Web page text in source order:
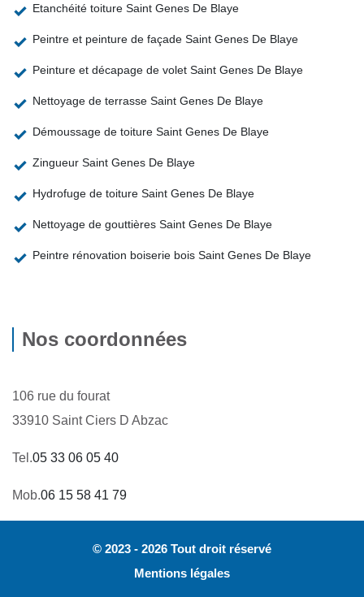
Etanchéité toiture Saint Genes De Blaye
Peintre et peinture de façade Saint Genes De Blaye
Peinture et décapage de volet Saint Genes De Blaye
Nettoyage de terrasse Saint Genes De Blaye
Démoussage de toiture Saint Genes De Blaye
Zingueur Saint Genes De Blaye
Hydrofuge de toiture Saint Genes De Blaye
Nettoyage de gouttières Saint Genes De Blaye
Peintre rénovation boiserie bois Saint Genes De Blaye
Nos coordonnées
106 rue du fourat
33910 Saint Ciers D Abzac
Tel.05 33 06 05 40
Mob.06 15 58 41 79
© 2023 - 2026 Tout droit réservé
Mentions légales